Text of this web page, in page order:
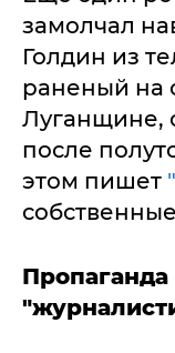
замолчал
Голдин из
раненый на
Луганщине,
после
этом пишет